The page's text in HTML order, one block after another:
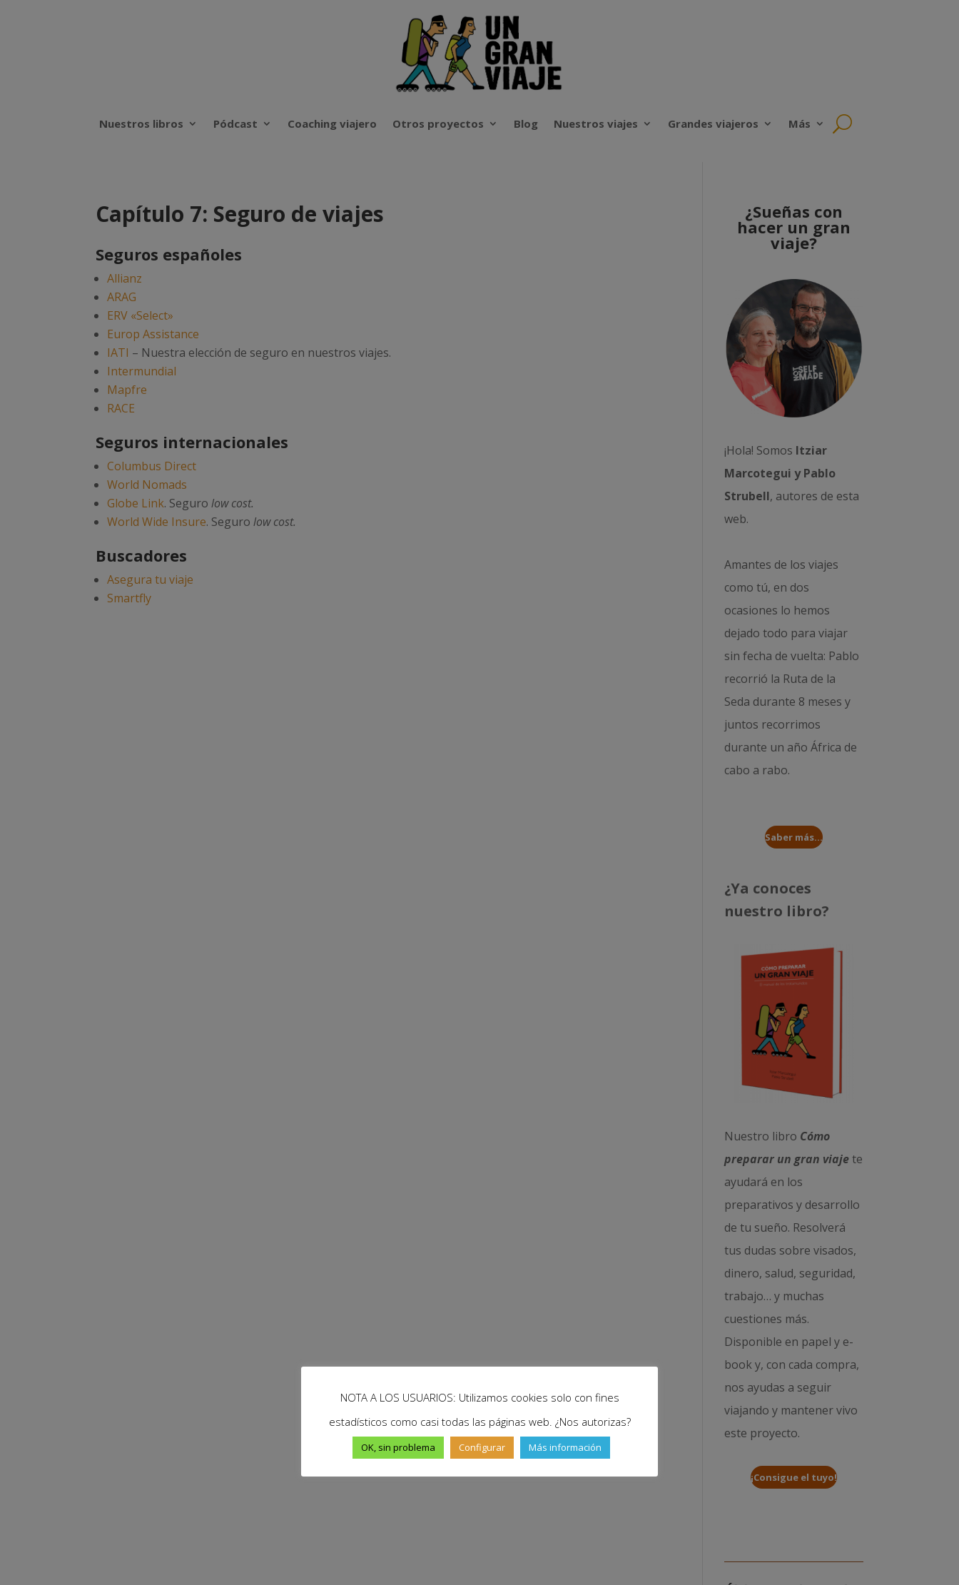
Nuestros libros Pódcast Coaching viajero Otros proyectos Blog Nuestros viajes Grandes viajeros Más
Capítulo 7: Seguro de viajes
Seguros españoles
Allianz
ARAG
ERV «Select»
Europ Assistance
IATI – Nuestra elección de seguro en nuestros viajes.
Intermundial
Mapfre
RACE
Seguros internacionales
Columbus Direct
World Nomads
Globe Link. Segurolow cost.
World Wide Insure. Segurolow cost.
Buscadores
Asegura tu viaje
Smartfly
¿Sueñas con
hacer un gran
viaje?
¡Hola! Somos Itziar
Marcotegui y Pablo
Strubell, autores de esta
web.
Amantes de los viajes
como tú, en dos
ocasiones lo hemos
dejado todo para viajar
sin fecha de vuelta: Pablo
recorrió la Ruta de la
Seda durante 8 meses y
juntos recorrimos
durante un añoÁfrica de
cabo a rabo.
Saber más...
¿Ya conoces
nuestro libro?
Nuestro libro Cómo
preparar un gran viajete
ayudará en los
preparativos y desarrollo
de tu sueño. Resolverá
tus dudas sobre visados,
dinero, salud, seguridad,
trabajo… y muchas
cuestiones más.
Disponible en papel y e-
book y, con cada compra,
nos ayudas a seguir
viajando y mantener vivo
este proyecto.
¡Consigue el tuyo!
NOTA A LOS USUARIOS: Utilizamos cookies solo con fines
estadísticos como casi todas las páginas web. ¿Nos autorizas?
OK, sin problema Configurar Más información